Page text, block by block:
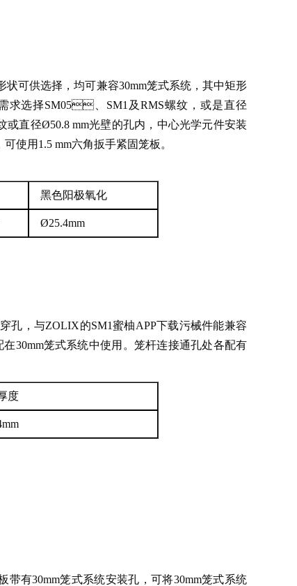
供选择，均可兼容30mm笼式系统，其中矩形
择SM05、SM1及RMS螺纹，或是直径
直径Ø50.8 mm光壁的孔内，中心光学元件安装
用1.5 mm六角扳手紧固笼板。
黑色阳极氧化
Ø25.4mm
孔，与ZOLIX的SM1蜜柚APP下载污械件能兼容
30mm笼式系统中使用。笼杆连接通孔处各配有
度
有30mm笼式系统安装孔，可将30mm笼式系统